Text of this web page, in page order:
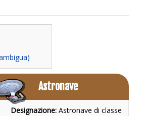
Astronave
Designazione: Astronave di classe